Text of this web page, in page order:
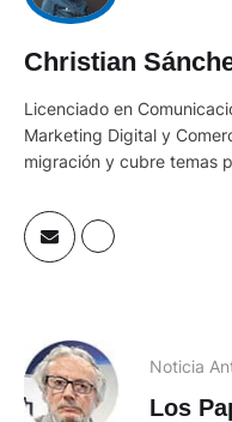
Christian
Licenciado en
Marketing Digital y
migración y cubre temas
Noticia
Los